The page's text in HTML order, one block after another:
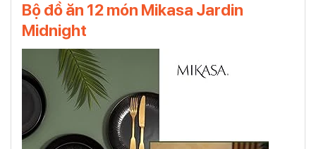
Bộ đồ ăn 12 món Mikasa Jardin
Midnight